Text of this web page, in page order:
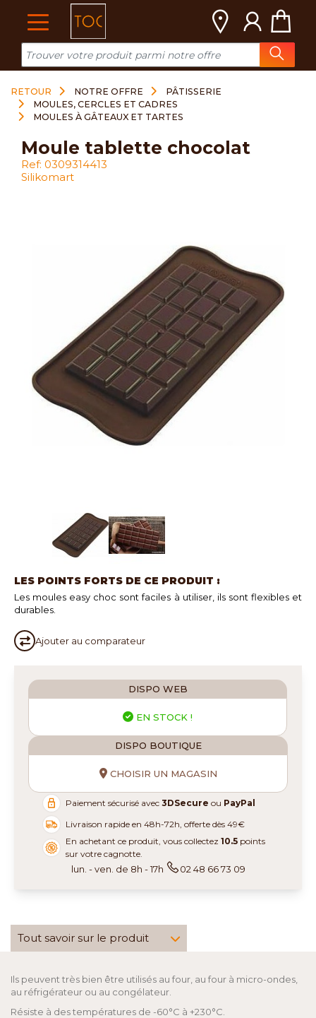
RETOUR NOTRE OFFRE
PÂTISSERIE
MOULES, CERCLES ET CADRES
MOULES À GÂTEAUX ET TARTES
LES POINTS FORTS DE CE PRODUIT :
Les moules easy choc sont faciles à utiliser, ils sont flexibles et
durables.
Ajouter au comparateur
moule tablette chocolat
Ref: 0309314413
Silikomart
DISPO WEB
EN STOCK !
DISPO BOUTIQUE
CHOISIR UN MAGASIN
Paiement sécurisé avec3DSecure ou PayPal
Livraison rapide en 48h-72h, offerte dès 49€
En achetant ce produit, vous collectez10.5 points
sur votre cagnotte.
lun. - ven. de 8h - 17h 02 48 66 73 09
Tout savoir sur le produit
Ils peuvent très bien être utilisés au four, au four à micro-ondes,
au réfrigérateur ou au congélateur.
Résiste à des températures de -60°C à +230°C.
Cookies management panel